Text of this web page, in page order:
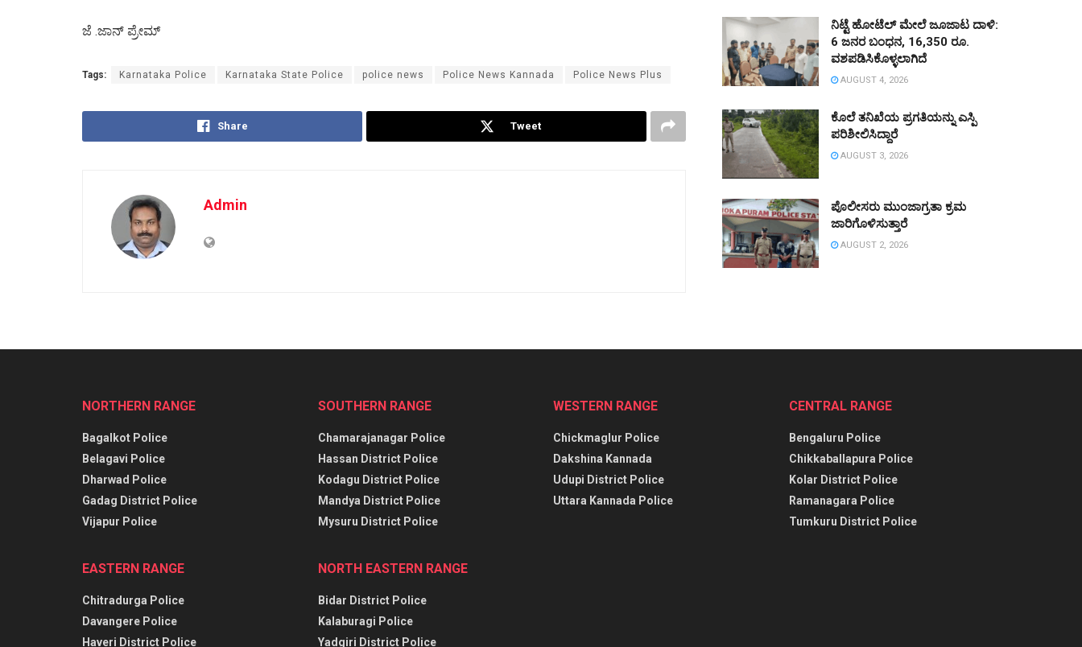
ಜೆ .ಜಾನ್ ಪ್ರೇಮ್
Tags: Karnataka Police Karnataka State Police police news Police News Kannada Police News Plus
Share Tweet
Admin
ನಿಟ್ಟೆ ಹೋಟೆಲ್ ಮೇಲೆ ಜೂಜಾಟ ದಾಳಿ:
6 ಜನರ ಬಂಧನ, 16,350 ರೂ.
ವಶಪಡಿಸಿಕೊಳ್ಳಲಾಗಿದೆ
AUGUST 4, 2026
ಕೊಲೆ ತನಿಖೆಯ ಪ್ರಗತಿಯನ್ನು ಎಸ್ಪಿ
ಪರಿಶೀಲಿಸಿದ್ದಾರೆ
AUGUST 3, 2026
ಪೊಲೀಸರು ಮುಂಜಾಗ್ರತಾ ಕ್ರಮ
ಜಾರಿಗೊಳಿಸುತ್ತಾರೆ
AUGUST 2, 2026
NORTHERN RANGE
Bagalkot Police
Belagavi Police
Dharwad Police
Gadag District Police
Vijapur Police
EASTERN RANGE
Chitradurga Police
Davangere Police
Haveri District Police
SOUTHERN RANGE
Chamarajanagar Police
Hassan District Police
Kodagu District Police
Mandya District Police
Mysuru District Police
NORTH EASTERN RANGE
Bidar District Police
Kalaburagi Police
Yadgiri District Police
WESTERN RANGE
Chickmaglur Police
Dakshina Kannada
Udupi District Police
Uttara Kannada Police
CENTRAL RANGE
Bengaluru Police
Chikkaballapura Police
Kolar District Police
Ramanagara Police
Tumkuru District Police